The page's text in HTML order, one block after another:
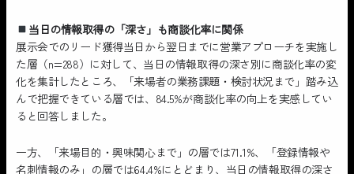
当日の情報取得の「深さ」も商談化率に関係
展示会でのリード獲得当日から翌日までに営業アプローチを実施し
た層（n=288）に対して、当日の情報取得の深さ別に商談化率の変
化を集計したところ、「来場者の業務課題・検討状況まで」踏み込
んで把握できている層では、84.5%が商談化率の向上を実感してい
ると回答しました。
一方、「来場目的・興味関心まで」の層では71.1%、「登録情報や
名刺情報のみ」の層では64.4%にとどまり、当日の情報取得の深さ